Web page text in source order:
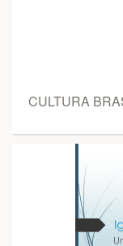
CULTURA